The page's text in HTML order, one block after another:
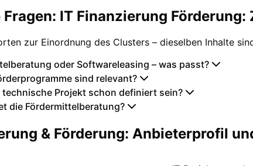
IT Finanzierung Förderung:
zur Einordnung des Clusters – dieselben Inhalte
oder Softwareleasing – was passt?
sind relevant?
technische Projekt schon definiert sein?
die Fördermittelberatung?
& Förderung: Anbieterprofil